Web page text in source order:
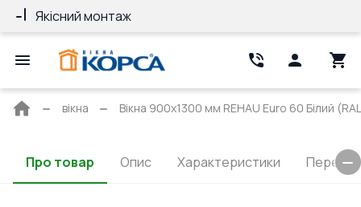
Якісний монтаж
Головна
вікна Вікна 900x1300 мм REHAU Euro 60 Білий
Про товар Опис Характеристики